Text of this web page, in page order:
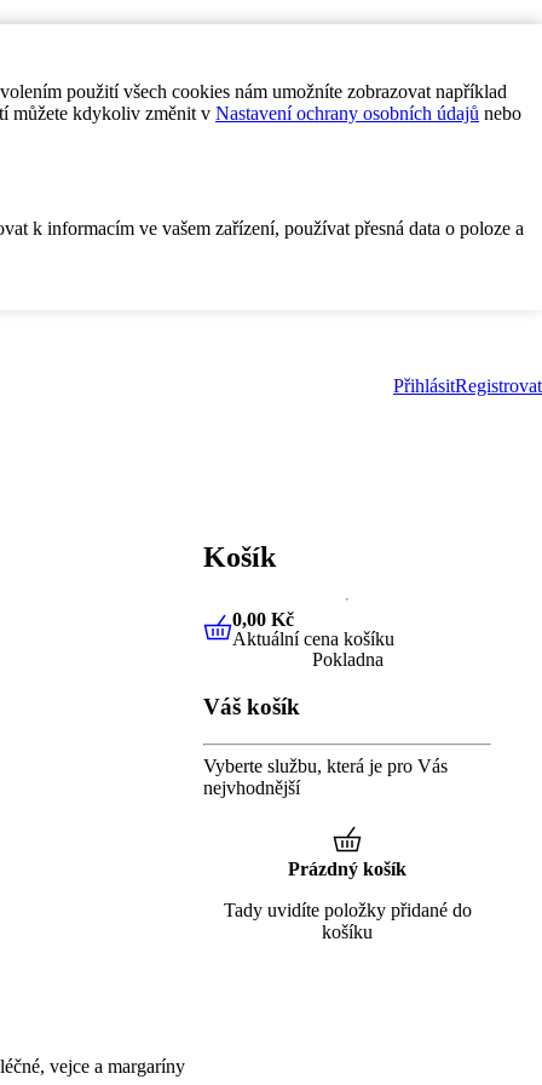
použití všech cookies nám umožníte zobrazovat například
můžete kdykoliv změnit v Nastavení ochrany osobních údajů nebo
k informacím ve vašem zařízení, používat přesná data o poloze a
PřihlásitRegistrovat
vejce a margaríny
Košík
0,00 KčAktuální cena košíku
0,00 Kč
Aktuální cena košíku
Pokladna
Váš košík
Vyberte službu, která je pro Vás
nejvhodnější
Prázdný košík
Tady uvidíte položky přidané do
košíku